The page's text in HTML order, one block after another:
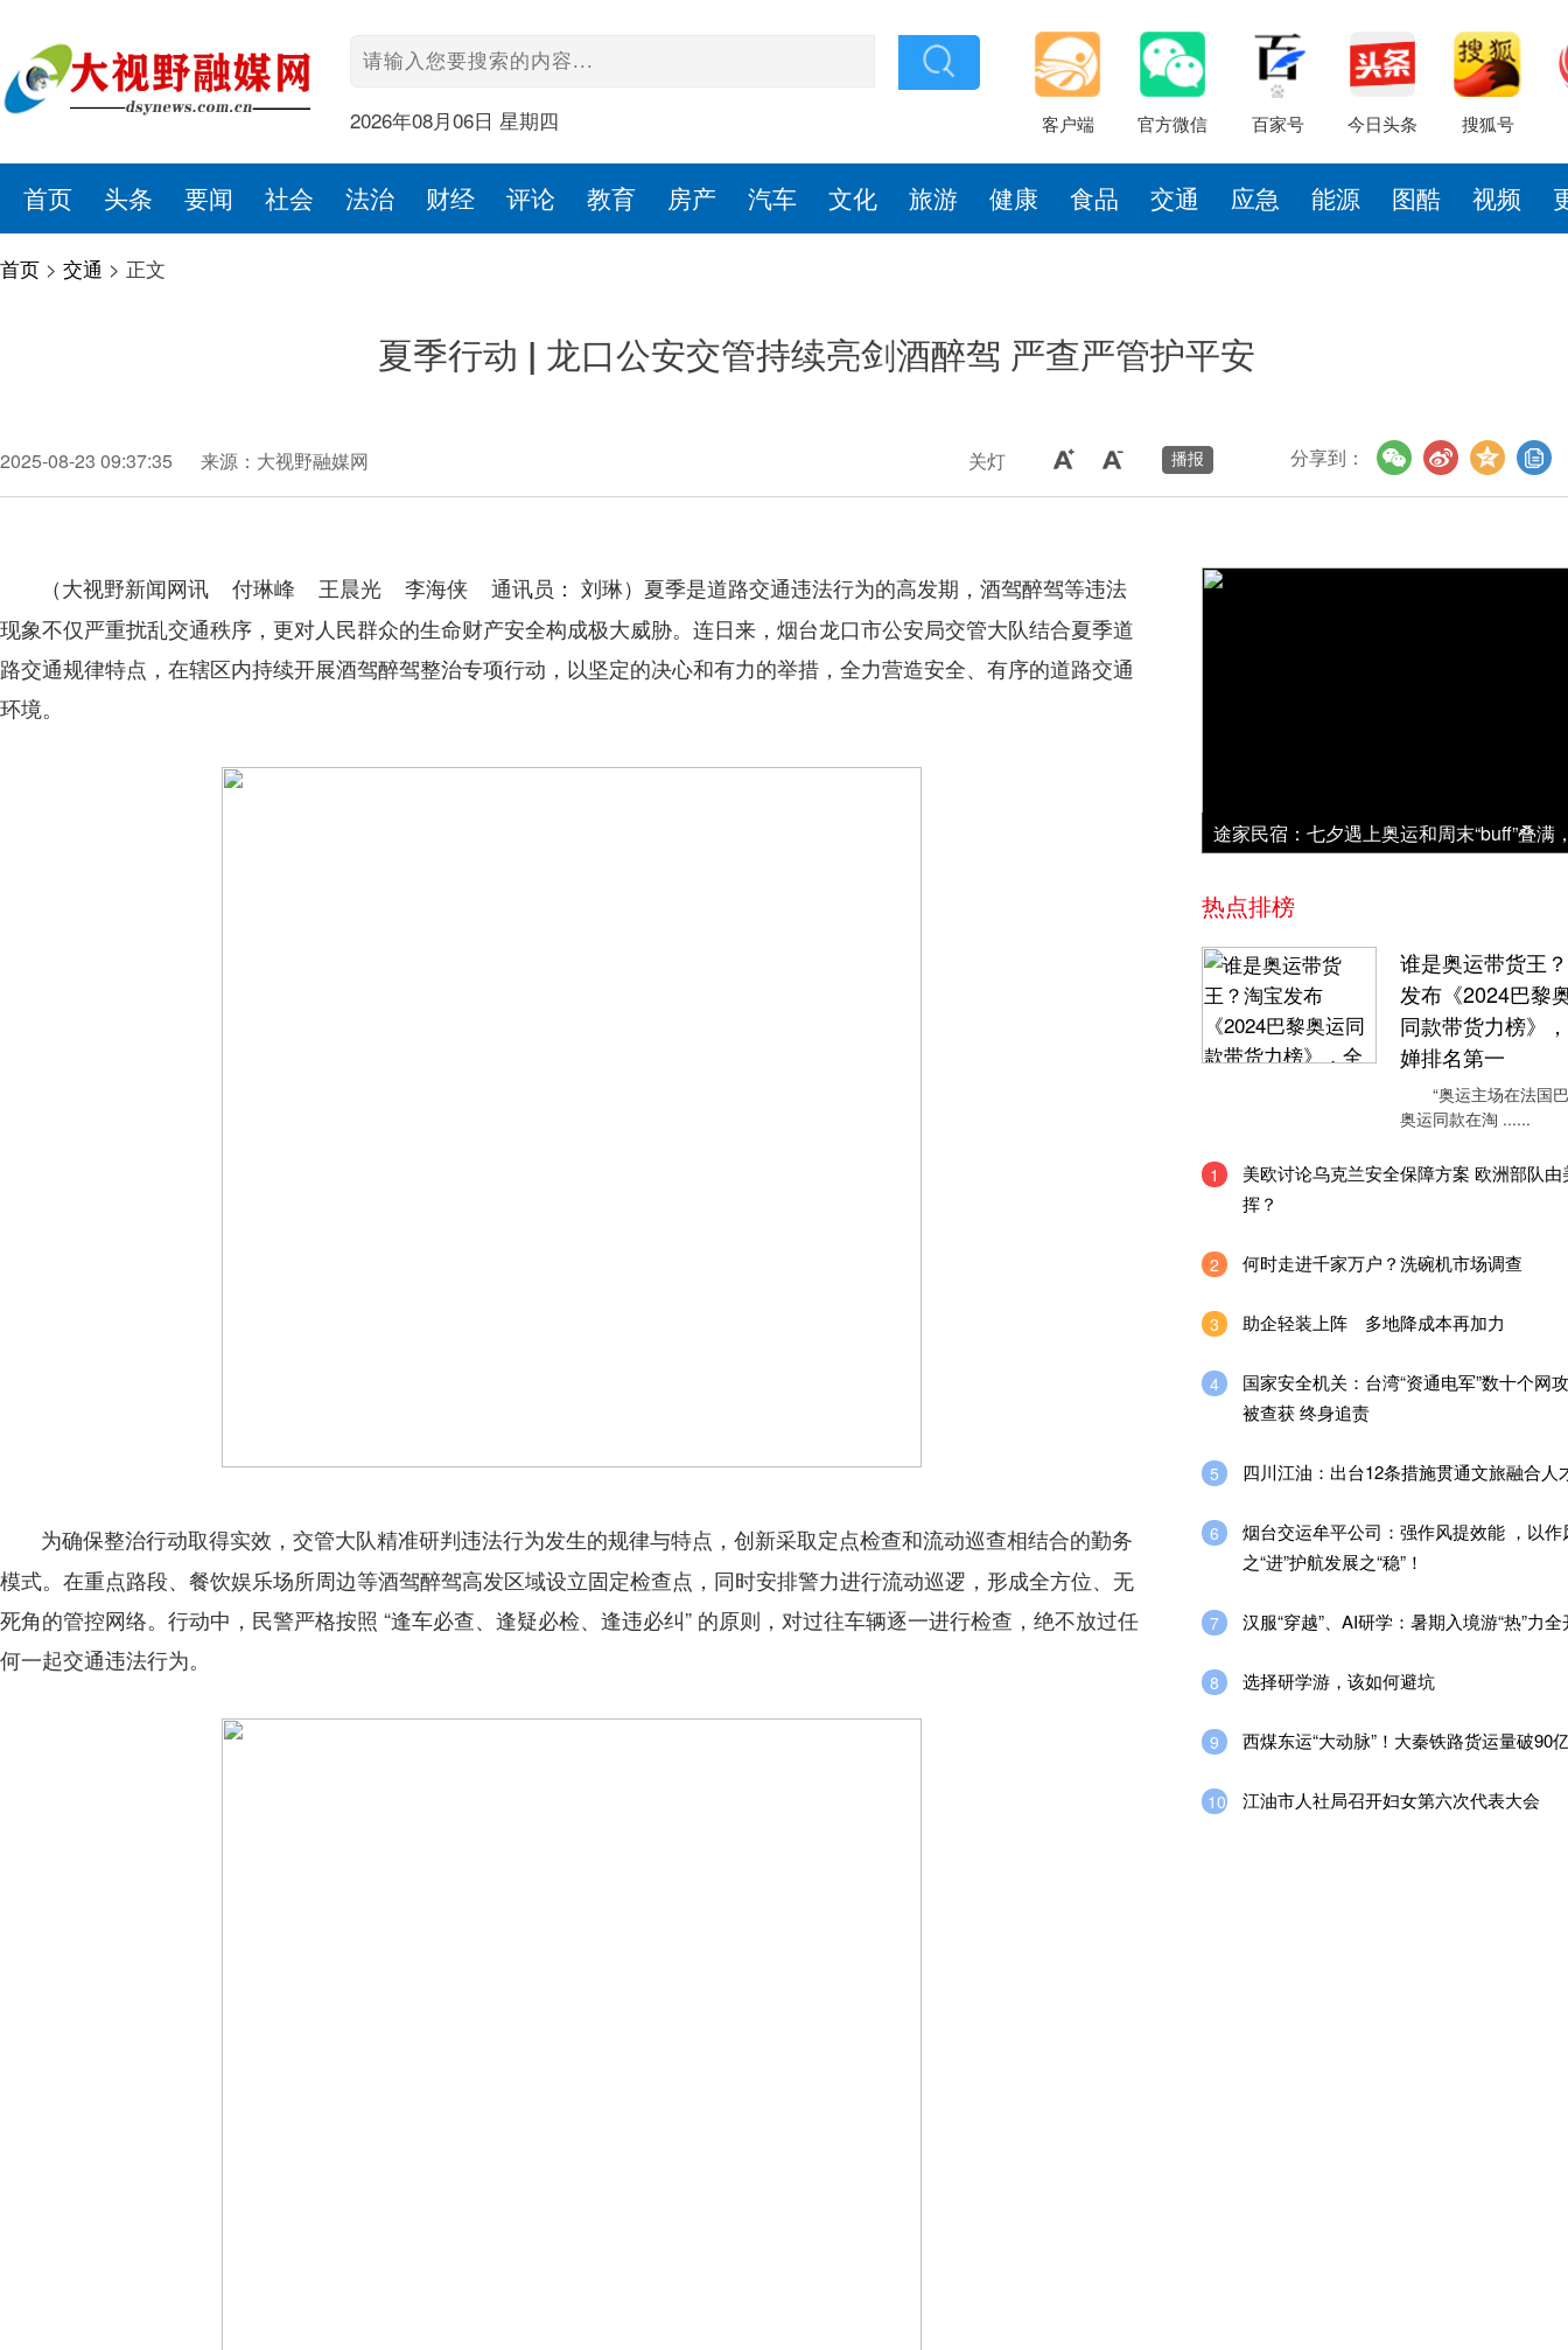
2026年08月06日 星期四 客户端 官方微信 百家号 今日头条 搜狐号
首页 头条 要闻 社会 法治 财经 评论 教育 房产 汽车 文化 旅游 健康 食品 交通 应急 能源 图酷 视频
首页 > 交通 > 正文
夏季行动 | 龙口公安交管持续亮剑酒醉驾 严查严管护平安
2025-08-23 09:37:35 来源：大视野融媒网 关灯 分享到：
（大视野新闻网讯 付琳峰 王晨光 李海侠 通讯员： 刘琳） 夏季是道路交通违法行为的高发期，酒驾醉驾等违法
现象不仅严重扰乱交通秩序，更对人民群众的生命财产安全构成极大威胁。连日来，烟台龙口市公安局交管大队结合夏季道
路交通规律特点，在辖区内持续开展酒驾醉驾整治专项行动，以坚定的决心和有力的举措，全力营造安全、有序的道路交通
环境。
为确保整治行动取得实效，交管大队精准研判违法行为发生的规律与特点，创新采取定点检查和流动巡查相结合的勤务
模式。在重点路段、餐饮娱乐场所周边等酒驾醉驾高发区域设立固定检查点，同时安排警力进行流动巡逻，形成全方位、无
死角的管控网络。行动中，民警严格按照 “逢车必查、逢疑必检、逢违必纠” 的原则，对过往车辆逐一进行检查，绝不放过任
何一起交通违法行为。
热点排榜
谁是奥运带货王
发布《2024巴黎
同款带货力榜》
婵排名第一
“奥运主场在法国
奥运同款在淘 ......
1
美欧讨论乌克兰安全保障方案 欧洲部队由
挥？
2 何时走进千家万户？洗碗机市场调查
3 助企轻装上阵 多地降成本再加力
4
国家安全机关：台湾“资通电军”数十个网
被查获 终身追责
5 四川江油：出台12条措施贯通文旅融合人
6
烟台交运牟平公司：强作风提效能 ，以作
之“进”护航发展之“稳”！
7 汉服“穿越”、AI研学：暑期入境游“热”力全
8 选择研学游，该如何避坑
9 西煤东运“大动脉”！大秦铁路货运量破90
10 江油市人社局召开妇女第六次代表大会